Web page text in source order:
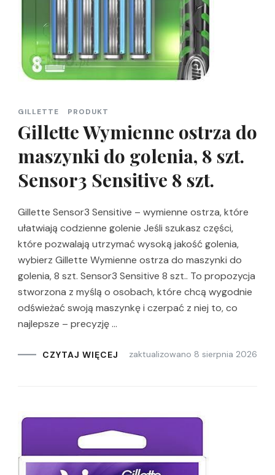
GILLETTE PRODUKT
Gillette Wymienne ostrza do
maszynki do golenia, 8 szt.
Sensor3 Sensitive 8 szt.
Gillette Sensor3 Sensitive – wymienne ostrza, które
ułatwiają codzienne golenie Jeśli szukasz części,
które pozwalają utrzymać wysoką jakość golenia,
wybierz Gillette Wymienne ostrza do maszynki do
golenia, 8 szt. Sensor3 Sensitive 8 szt.. To propozycja
stworzona z myślą o osobach, które chcą wygodnie
odświeżać swoją maszynkę i czerpać z niej to, co
najlepsze – precyzję …
CZYTAJ WIĘCEJ zaktualizowano 8 sierpnia 2026